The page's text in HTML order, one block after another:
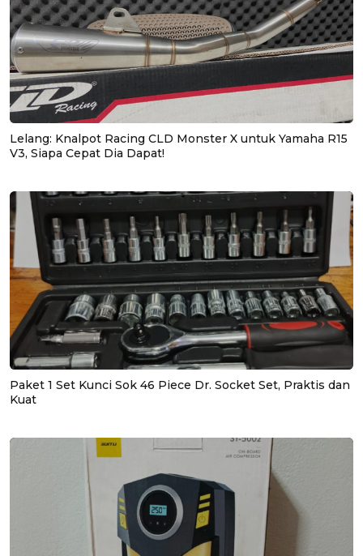
Lelang: Knalpot Racing CLD Monster X untuk Yamaha R15
V3, Siapa Cepat Dia Dapat!
Paket 1 Set Kunci Sok 46 Piece Dr. Socket Set, Praktis dan
Kuat